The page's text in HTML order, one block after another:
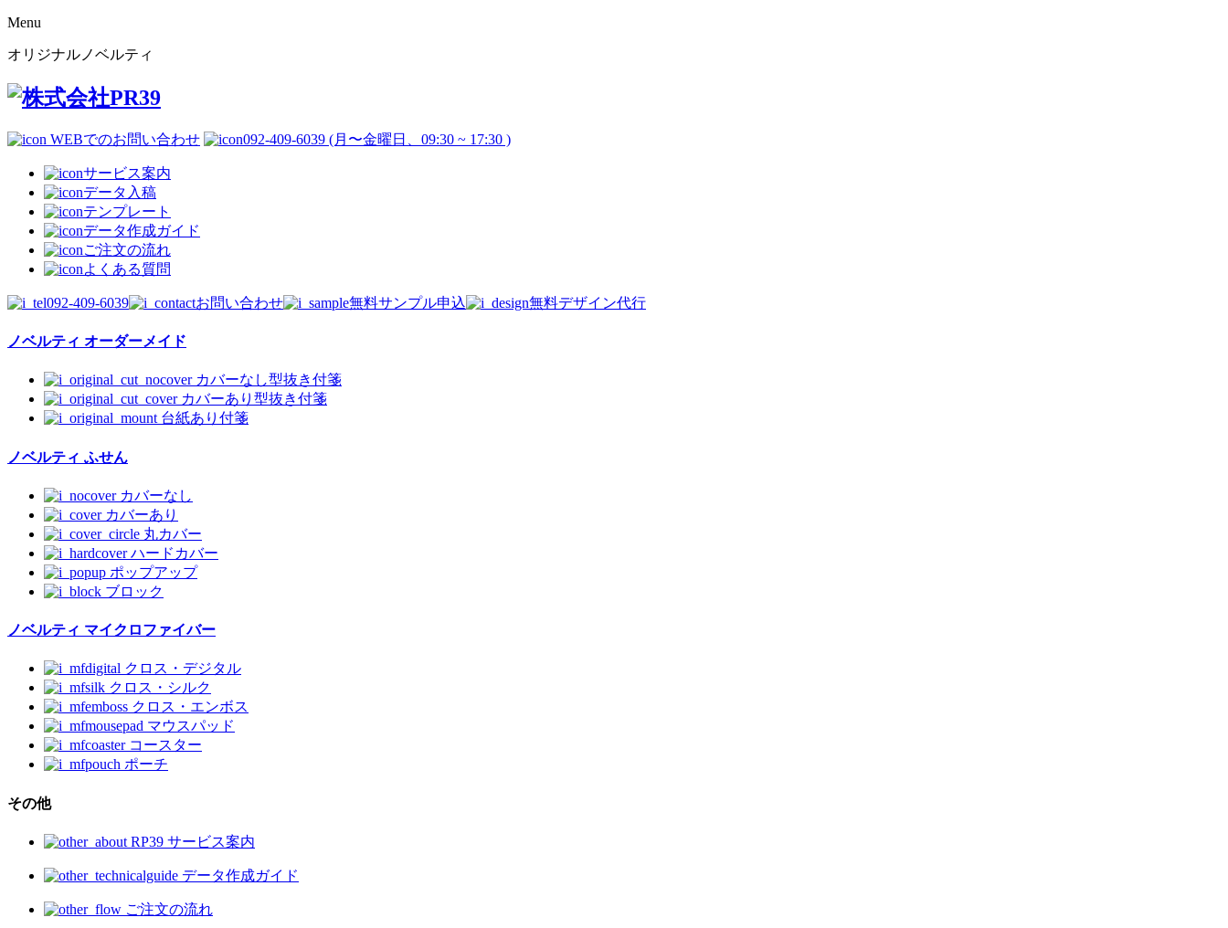
Menu
オリジナルノベルティ
WEBでのお問い合わせ 092-409-6039 (月〜金曜日、09:30 ~ 17:30 )
サービス案内
データ入稿
テンプレート
データ作成ガイド
ご注文の流れ
よくある質問
092-409-6039 お問い合わせ 無料サンプル申込 無料デザイン代行
ノベルティ オーダーメイド
カバーなし型抜き付箋
カバーあり型抜き付箋
台紙あり付箋
ノベルティ ふせん
カバーなし
カバーあり
丸カバー
ハードカバー
ポップアップ
ブロック
ノベルティ マイクロファイバー
クロス・デジタル
クロス・シルク
クロス・エンボス
マウスパッド
コースター
ポーチ
その他
RP39 サービス案内
データ作成ガイド
ご注文の流れ